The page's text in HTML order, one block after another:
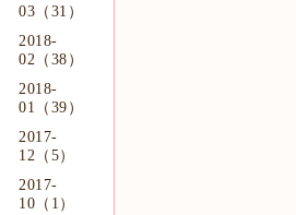
03（31）
2018-
02（38）
2018-
01（39）
2017-
12（5）
2017-
10（1）